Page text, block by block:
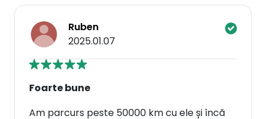
Ruben
2025.01.07
Foarte bune
Am parcurs peste 50000 km cu ele și încă